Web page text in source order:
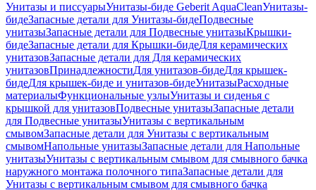
Унитазы и писсуарыУнитазы-биде Geberit AquaCleanУнитазы-
бидеЗапасные детали для Унитазы-бидеПодвесные
унитазыЗапасные детали для Подвесные унитазыКрышки-
бидеЗапасные детали для Крышки-бидеДля керамических
унитазовЗапасные детали для Для керамических
унитазовПринадлежностиДля унитазов-бидеДля крышек-
бидеДля крышек-биде и унитазов-бидеУнитазыРасходные
материалыФункциональные узлыУнитазы и сиденья с
крышкой для унитазовПодвесные унитазыЗапасные детали
для Подвесные унитазыУнитазы с вертикальным
смывомЗапасные детали для Унитазы с вертикальным
смывомНапольные унитазыЗапасные детали для Напольные
унитазыУнитазы с вертикальным смывом для смывного бачка
наружного монтажа полочного типаЗапасные детали для
Унитазы с вертикальным смывом для смывного бачка